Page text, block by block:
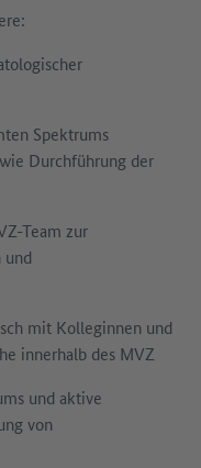
Spektrums
Durchführung der
Team zur
und
mit Kolleginnen und
innerhalb des MVZ
und aktive
von